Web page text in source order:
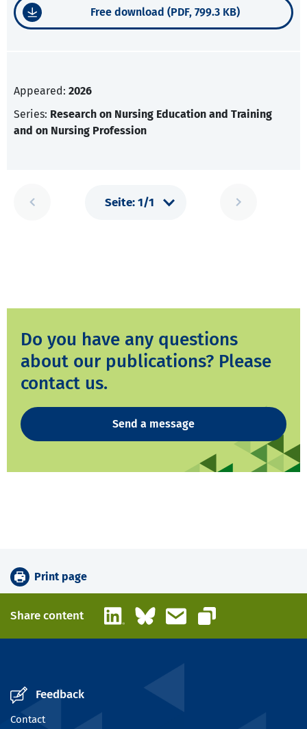
Free download (PDF, 799.3 KB)
Appeared: 2026
Series: Research on Nursing Education and Training
and on Nursing Profession
Do you have any questions
about our publications? Please
contact us.
Send a message
Print page
Share content LinkedInBlueskyEmail
Copy link
Feedback
Contact